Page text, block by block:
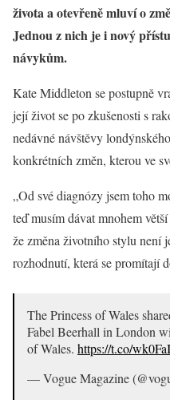
života a otevřeně mluví o
Jednou z nich je i nový
návykům.
Kate Middleton se postupně
její život se po zkušenosti s
nedávné návštěvy
konkrétních změn, kterou ve
„Od své diagnózy jsem toho
teď musím dávat mnohem
že změna životního stylu není
rozhodnutí, která se promítají
The Princess of Wales
Fabel Beerhall in London
of Wales. https://t.co/
— Vogue Magazine